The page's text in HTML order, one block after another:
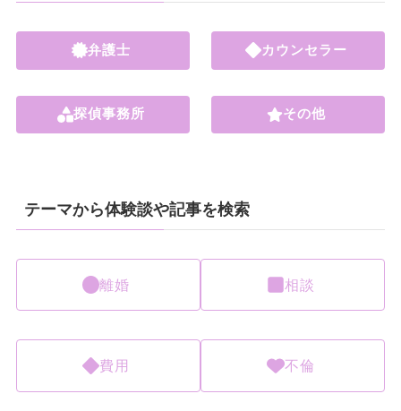
弁護士
探偵事務所
カウンセラー
その他
テーマから体験談や記事を検索
離婚 相談
費用 不倫